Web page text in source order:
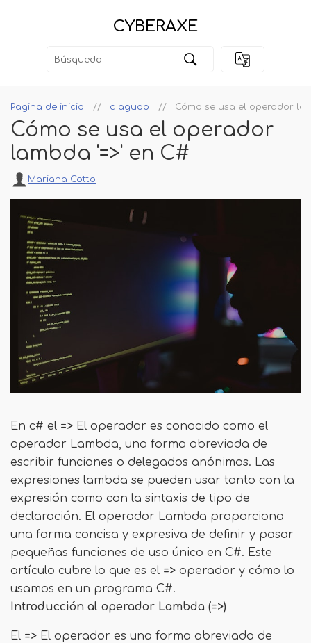
CYBERAXE
Pagina de inicio c agudo Cómo se usa el operador
Cómo se usa el operador
lambda '=>' en C#
Mariana Cotto
En c# el => El operador es conocido como el
operador Lambda, una forma abreviada de
escribir funciones o delegados anónimos. Las
expresiones lambda se pueden usar tanto con la
expresión como con la sintaxis de tipo de
declaración. El operador Lambda proporciona
una forma concisa y expresiva de definir y pasar
pequeñas funciones de uso único en C#. Este
artículo cubre lo que es el => operador y cómo lo
usamos en un programa C#.
Introducción al operador Lambda (=>)
El => El operador es una forma abreviada de